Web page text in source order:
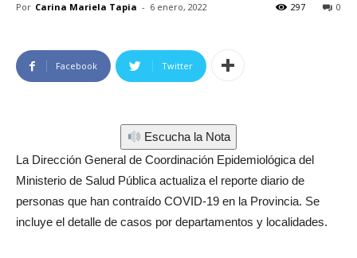
Por Carina Mariela Tapia - 6 enero, 2022 0
297
Facebook Twitter
Escucha la Nota
La Dirección General de Coordinación Epidemiológica del
Ministerio de Salud Pública actualiza el reporte diario de
personas que han contraído COVID-19 en la Provincia. Se
incluye el detalle de casos por departamentos y localidades.